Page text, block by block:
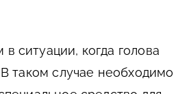
ситуации, когда голова
таком случае необходимо